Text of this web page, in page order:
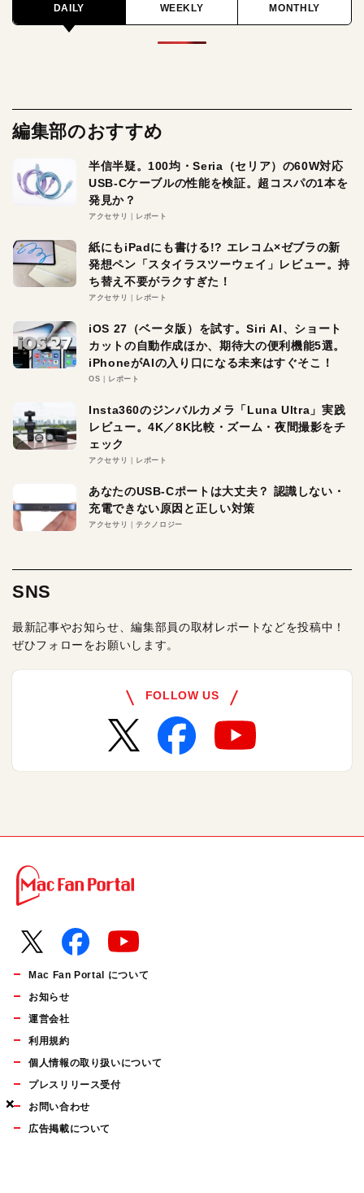
×
×
×
DAILY WEEKLY MONTHLY
編集部のおすすめ
半信半疑。100均・Seria（セリア）の60W対応
USB-Cケーブルの性能を検証。超コスパの1本を
発見か？
アクセサリ レポート
紙にもiPadにも書ける!? エレコム×ゼブラの新
発想ペン「スタイラスツーウェイ」レビュー。持
ち替え不要がラクすぎた！
アクセサリ レポート
iOS 27（ベータ版）を試す。Siri AI、ショート
カットの自動作成ほか、期待大の便利機能5選。
iPhoneがAIの入り口になる未来はすぐそこ！
OS レポート
Insta360のジンバルカメラ「Luna Ultra」実践
レビュー。4K／8K比較・ズーム・夜間撮影をチ
ェック
アクセサリ レポート
あなたのUSB-Cポートは大丈夫？ 認識しない・
充電できない原因と正しい対策
アクセサリ テクノロジー
SNS
最新記事やお知らせ、編集部員の取材レポートなどを投稿中！
ぜひフォローをお願いします。
FOLLOW US
Mac Fan Portal について
お知らせ
運営会社
利用規約
個人情報の取り扱いについて
プレスリリース受付
お問い合わせ
広告掲載について